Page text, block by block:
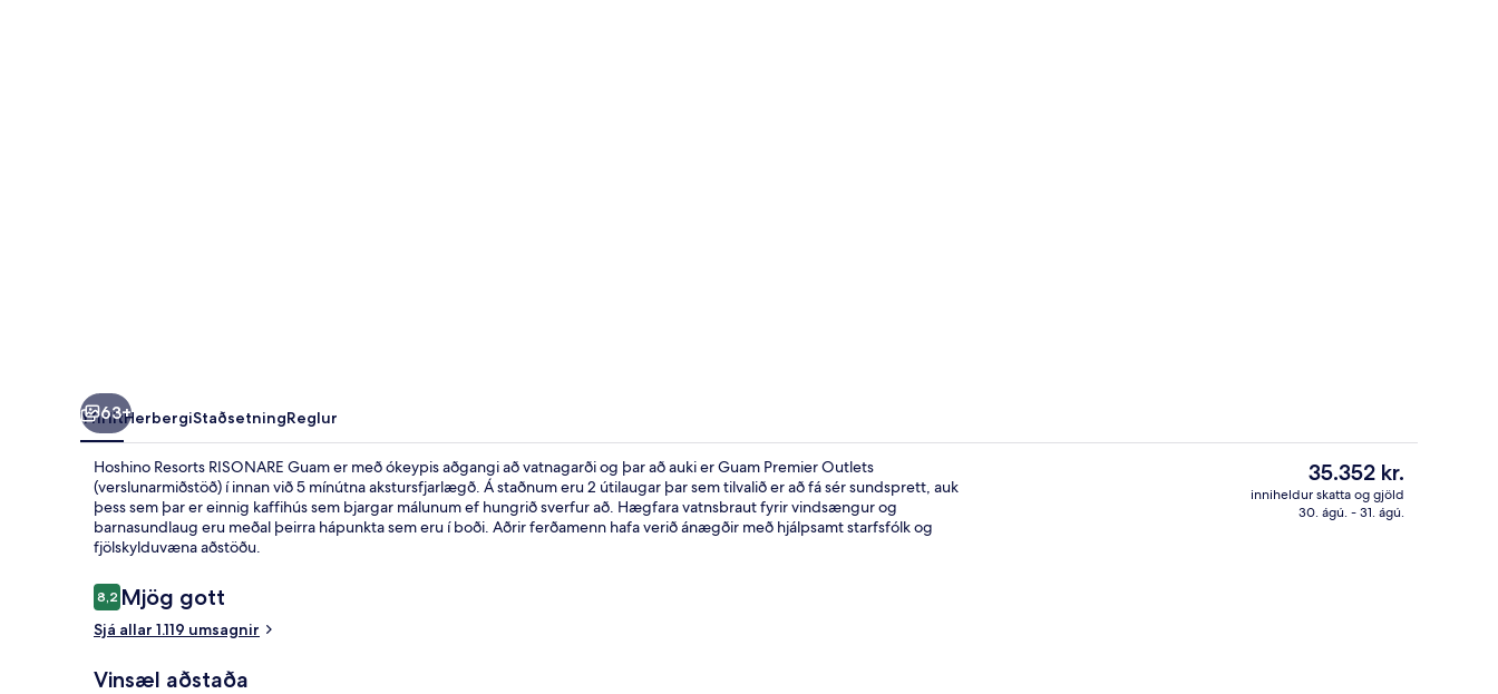
Vatnsleikjagarður
63+
YfirlitHerbergiStaðsetningReglur
Hoshino Resorts RISONARE Guam er með ókeypis aðgangi að vatnagarði og þar að auki er Guam Premier Outlets
(verslunarmiðstöð) í innan við 5 mínútna akstursfjarlægð. Á staðnum eru 2 útilaugar þar sem tilvalið er að fá sér sundsprett, auk
þess sem þar er einnig kaffihús sem bjargar málunum ef hungrið sverfur að. Hægfara vatnsbraut fyrir vindsængur og
barnasundlaug eru meðal þeirra hápunkta sem eru í boði. Aðrir ferðamenn hafa verið ánægðir með hjálpsamt starfsfólk og
fjölskylduvæna aðstöðu.
Umsagnir
8,28,2 af 10
Mjög gott
Sjá allar 1.119 umsagnir
Vinsæl aðstaða
Núverandi
verð
er
35.352 kr.
inniheldur skatta og gjöld
30. ágú. - 31. ágú.